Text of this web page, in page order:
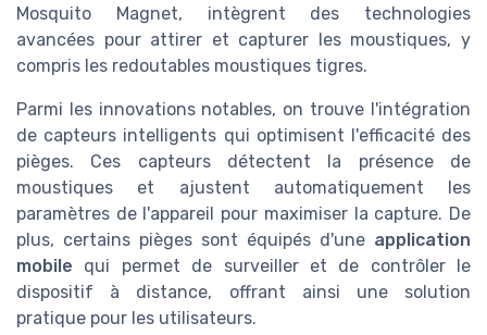
Mosquito Magnet, intègrent des technologies
avancées pour attirer et capturer les moustiques, y
compris les redoutables moustiques tigres.
Parmi les innovations notables, on trouve l'intégration
de capteurs intelligents qui optimisent l'efficacité des
pièges. Ces capteurs détectent la présence de
moustiques et ajustent automatiquement les
paramètres de l'appareil pour maximiser la capture. De
plus, certains pièges sont équipés d'une application
mobile qui permet de surveiller et de contrôler le
dispositif à distance, offrant ainsi une solution
pratique pour les utilisateurs.